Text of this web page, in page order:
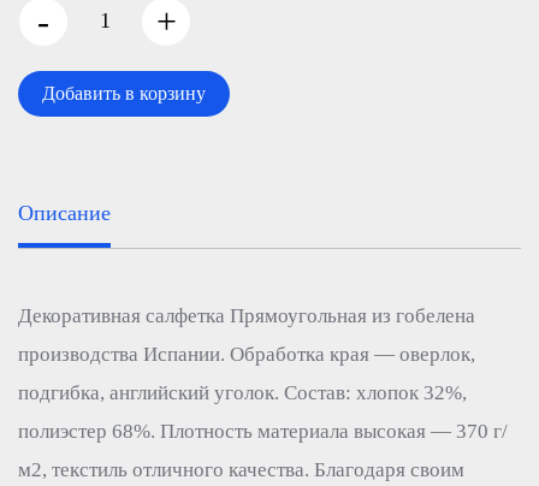
- +
Добавить в корзину
Описание
Декоративная салфетка Прямоугольная из гобелена
производства Испании. Обработка края — оверлок,
подгибка, английский уголок. Состав: хлопок 32%,
полиэстер 68%. Плотность материала высокая — 370 г/
м2, текстиль отличного качества. Благодаря своим